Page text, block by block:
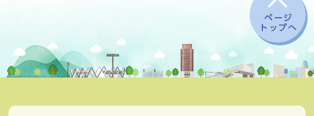
ページ
トップへ